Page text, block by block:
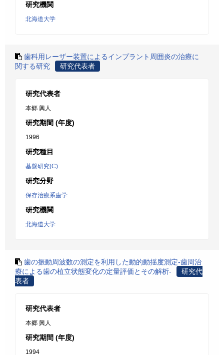
研究機関
北海道大学
歯科用レーザー装置によるインプラント周囲炎の治療に
関する研究
研究代表者
研究代表者
本郷 興人
研究期間 (年度)
1996
研究種目
基盤研究(C)
研究分野
保存治療系歯学
研究機関
北海道大学
歯の振動周波数の測定を利用した動的動揺度測定-歯周治
療による歯の植立状態変化の定量評価とその解析-
研究代
表者
研究代表者
本郷 興人
研究期間 (年度)
1994